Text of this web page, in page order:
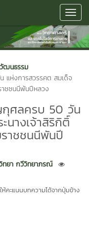
ฒนธรรม
แห่งการสวรรคต สมเด็จ
าชชนนีพันปีหลวง
กุศลครบ 50 วัน
นางเจ้าสิริกิติ์
าชชนนีพันปี
ทยา กวีวิทยาภรณ์
ห้คะแนนบทความได้จากปุ่มข้าง